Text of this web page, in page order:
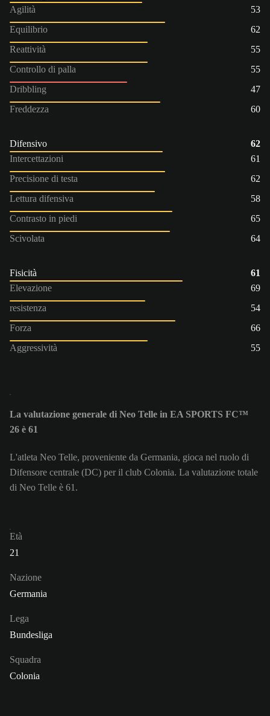
Agilità
53
Equilibrio
62
Reattività
55
Controllo di palla
55
Dribbling
47
Freddezza
60
Difensivo
62
Intercettazioni
61
Precisione di testa
62
Lettura difensiva
58
Contrasto in piedi
65
Scivolata
64
Fisicità
61
Elevazione
69
resistenza
54
Forza
66
Aggressività
55
La valutazione generale di Neo Telle in EA SPORTS FC™
26 è 61
L'atleta Neo Telle, proveniente da Germania, gioca nel ruolo di
Difensore centrale (DC) per il club Colonia. La valutazione totale
di Neo Telle è 61.
Età
21
Nazione
Germania
Lega
Bundesliga
Squadra
Colonia